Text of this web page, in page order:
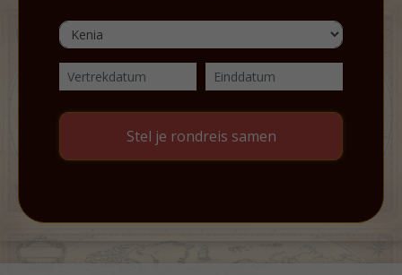
Stel je rondreis samen